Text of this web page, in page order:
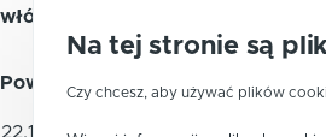
włókiennicze, bez wyposażenia
Powiązane kody PKWiU 2015
22.19.30.0
Przewody, rury
Na tej stronie są
Czy chcesz, aby używać plików